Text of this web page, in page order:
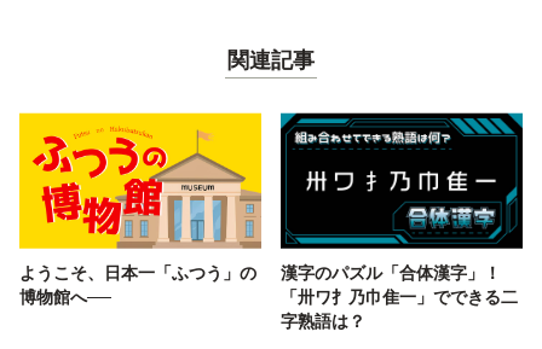
関連記事
ようこそ、日本一「ふつう」の
博物館へ──
漢字のパズル「合体漢字」！
「卅ワ扌乃巾隹一」でできる二
字熟語は？